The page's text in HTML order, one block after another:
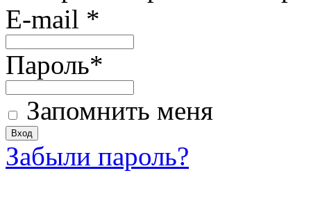
E-mail *
Пароль*
Запомнить меня
Забыли пароль?